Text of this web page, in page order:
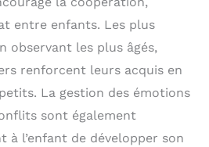
entre enfants. Les plus
observant les plus âgés,
renforcent leurs acquis en
La gestion des émotions
sont également
à l’enfant de développer son